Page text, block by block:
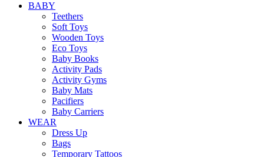
BABY
Teethers
Soft Toys
Wooden Toys
Eco Toys
Baby Books
Activity Pads
Activity Gyms
Baby Mats
Pacifiers
Baby Carriers
WEAR
Dress Up
Bags
Temporary Tattoos